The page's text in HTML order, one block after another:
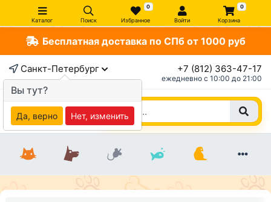
Каталог Поиск
0
Избранное Войти
0
Корзина
Бесплатная доставка по СПб от 1000 руб
Санкт-Петербург +7 (812) 363-47-17
ежедневно c 10:00 до 21:00
Вы тут?
Да, верно Нет, изменить